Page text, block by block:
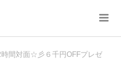
時間対面☆彡６千円OFFプレゼ